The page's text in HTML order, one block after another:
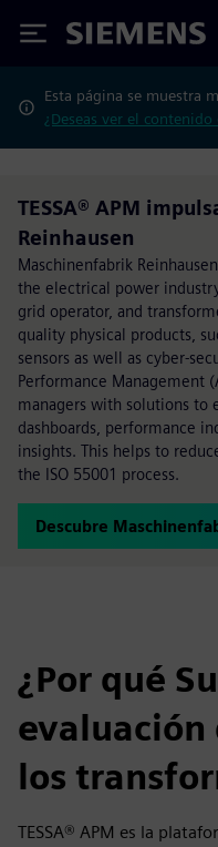
Siemens
Esta página se muestra
¿Deseas ver el contenido
TESSA® APM
Reinhausen
Maschinenfabrik
the electrical power
grid operator, and
quality physical products,
sensors as well as cyber-
Performance Management
managers with solutions to
dashboards, performance
insights. This helps to
the ISO 55001 process.
Descubre
¿Por qué
evaluación
los
TESSA® APM es la